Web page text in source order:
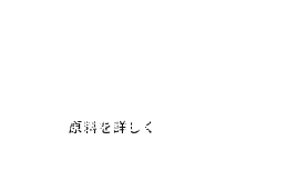
原料を詳しく
高品質な原料を生産地から安定的に提供。